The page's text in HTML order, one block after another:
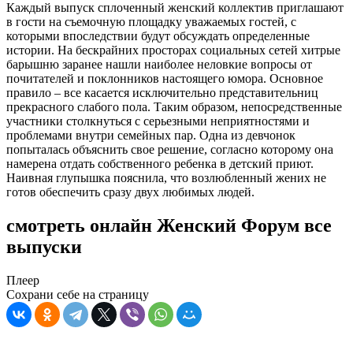
Каждый выпуск сплоченный женский коллектив приглашают
в гости на съемочную площадку уважаемых гостей, с
которыми впоследствии будут обсуждать определенные
истории. На бескрайних просторах социальных сетей хитрые
барышню заранее нашли наиболее неловкие вопросы от
почитателей и поклонников настоящего юмора. Основное
правило – все касается исключительно представительниц
прекрасного слабого пола. Таким образом, непосредственные
участники столкнуться с серьезными неприятностями и
проблемами внутри семейных пар. Одна из девчонок
попыталась объяснить свое решение, согласно которому она
намерена отдать собственного ребенка в детский приют.
Наивная глупышка пояснила, что возлюбленный жених не
готов обеспечить сразу двух любимых людей.
смотреть онлайн Женский Форум все
выпуски
Плеер
Сохрани себе на страницу